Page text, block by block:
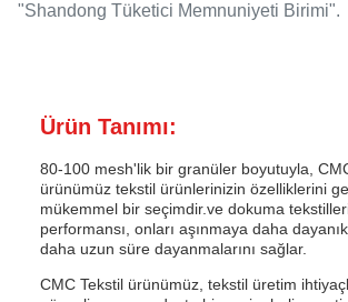
"Shandong Tüketici Memnuniyeti Birimi".
Ürün Tanımı:
80-100 mesh'lik bir granüler boyutuyla,
ürünümüz tekstil ürünlerinizin özelliklerini
mükemmel bir seçimdir.ve dokuma
performansı, onları aşınmaya daha
daha uzun süre dayanmalarını sağlar.
CMC Tekstil ürünümüz, tekstil üretim